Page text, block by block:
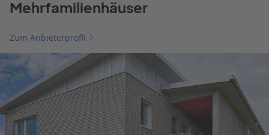
Mehrfamilienhäuser
Zum Anbieterprofil